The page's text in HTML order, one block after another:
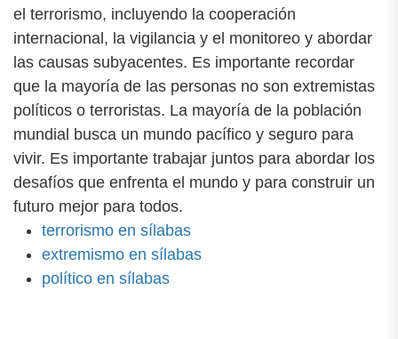
el terrorismo, incluyendo la cooperación
internacional, la vigilancia y el monitoreo y abordar
las causas subyacentes. Es importante recordar
que la mayoría de las personas no son extremistas
políticos o terroristas. La mayoría de la población
mundial busca un mundo pacífico y seguro para
vivir. Es importante trabajar juntos para abordar los
desafíos que enfrenta el mundo y para construir un
futuro mejor para todos.
terrorismo en sílabas
extremismo en sílabas
político en sílabas